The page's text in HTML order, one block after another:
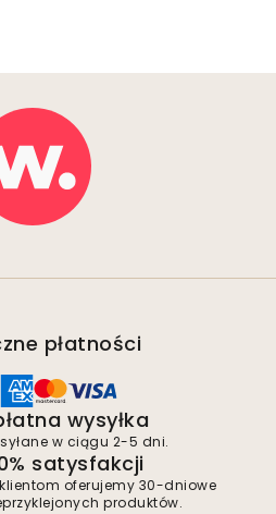
płatności
wysyłka
w ciągu 2-5 dni.
satysfakcji
oferujemy 30-dniowe
produktów.